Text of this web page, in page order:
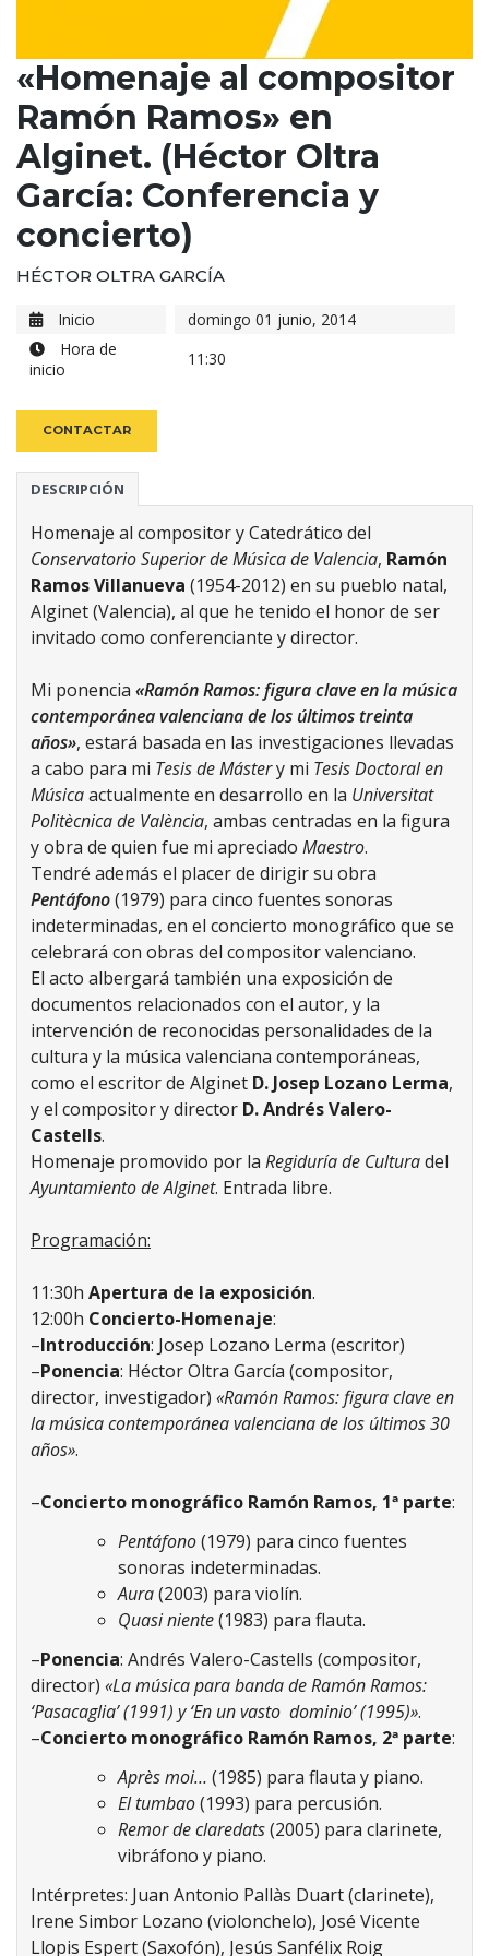
«Homenaje al compositor
Ramón Ramos» en
Alginet. (Héctor Oltra
García: Conferencia y
concierto)
HÉCTOR OLTRA GARCÍA
Inicio
domingo 01 junio, 2014
Hora de
inicio
11:30
CONTACTAR
DESCRIPCIÓN
Homenaje al compositor y Catedrático del
Conservatorio Superior de Música de Valencia, Ramón
Ramos Villanueva (1954-2012) en su pueblo natal,
Alginet (Valencia), al que he tenido el honor de ser
invitado como conferenciante y director.
Mi ponencia «Ramón Ramos: figura clave en la música
contemporánea valenciana de los últimos treinta
años», estará basada en las investigaciones llevadas
a cabo para mi Tesis de Mástery mi Tesis Doctoral en
Músicaactualmente en desarrollo en la Universitat
Politècnica de València, ambas centradas en la figura
y obra de quien fue mi apreciado Maestro.
Tendré además el placer de dirigir su obra
Pentáfono(1979) para cinco fuentes sonoras
indeterminadas, en el concierto monográfico que se
celebrará con obras del compositor valenciano.
El acto albergará también una exposición de
documentos relacionados con el autor, y la
intervención de reconocidas personalidades de la
cultura y la música valenciana contemporáneas,
como el escritor de Alginet D. Josep Lozano Lerma,
y el compositor y director D. Andrés Valero-
Castells.
Homenaje promovido por la Regiduría de Culturadel
Ayuntamiento de Alginet. Entrada libre.
Programación:
11:30h Apertura de la exposición.
12:00h Concierto-Homenaje:
–Introducción: Josep Lozano Lerma (escritor)
–Ponencia: Héctor Oltra García (compositor,
director, investigador) «Ramón Ramos: figura clave en
la música contemporánea valenciana de los últimos 30
años».
–Concierto monográfico Ramón Ramos, 1ª parte:
Pentáfono(1979) para cinco fuentes
sonoras indeterminadas.
Aura(2003) para violín.
Quasi niente(1983) para flauta.
–Ponencia: Andrés Valero-Castells (compositor,
director) «La música para banda de Ramón Ramos:
‘Pasacaglia’ (1991) y ‘En un vasto dominio’ (1995)».
–Concierto monográfico Ramón Ramos, 2ª parte:
Après moi… (1985) para flauta y piano.
El tumbao(1993) para percusión.
Remor de claredats(2005) para clarinete,
vibráfono y piano.
Intérpretes: Juan Antonio Pallàs Duart (clarinete),
Irene Simbor Lozano (violonchelo), José Vicente
Llopis Espert (Saxofón), Jesús Sanfélix Roig